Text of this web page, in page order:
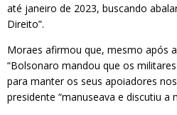
até janeiro de 2023, buscando
Direito”.
Moraes afirmou que, mesmo após
“Bolsonaro mandou que os
para manter os seus apoiadores
presidente “manuseava e discutiu a